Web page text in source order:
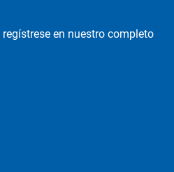
en nuestro completo